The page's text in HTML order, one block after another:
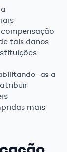
tais danos.
as a
mais